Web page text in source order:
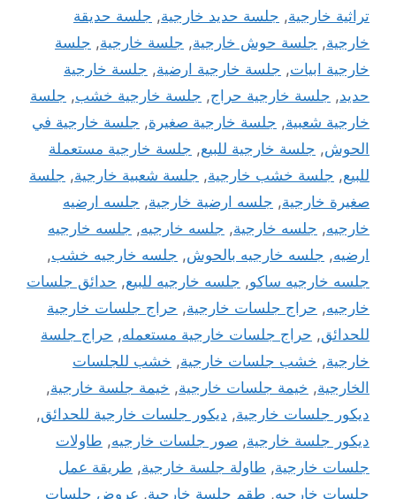
تراثية خارجية, جلسة حديد خارجية, جلسة حديقة
خارجية, جلسة حوش خارجية, جلسة خارجية, جلسة
خارجية ابيات, جلسة خارجية ارضية, جلسة خارجية
حديد, جلسة خارجية حراج, جلسة خارجية خشب, جلسة
خارجية شعبية, جلسة خارجية صغيرة, جلسة خارجية في
الحوش, جلسة خارجية للبيع, جلسة خارجية مستعملة
للبيع, جلسة خشب خارجية, جلسة شعبية خارجية, جلسة
صغيرة خارجية, جلسه ارضية خارجية, جلسه ارضيه
خارجيه, جلسه خارجية, جلسه خارجيه, جلسه خارجيه
ارضيه, جلسه خارجيه بالحوش, جلسه خارجيه خشب,
جلسه خارجيه ساكو, جلسه خارجيه للبيع, حدائق جلسات
خارجيه, حراج جلسات خارجية, حراج جلسات خارجية
للحدائق, حراج جلسات خارجية مستعمله, حراج جلسة
خارجية, خشب جلسات خارجية, خشب للجلسات
الخارجية, خيمة جلسات خارجية, خيمة جلسة خارجية,
ديكور جلسات خارجية, ديكور جلسات خارجية للحدائق,
ديكور جلسة خارجية, صور جلسات خارجيه, طاولات
جلسات خارجية, طاولة جلسة خارجية, طريقة عمل
جلسات خارجيه, طقم جلسة خارجية, عروض جلسات